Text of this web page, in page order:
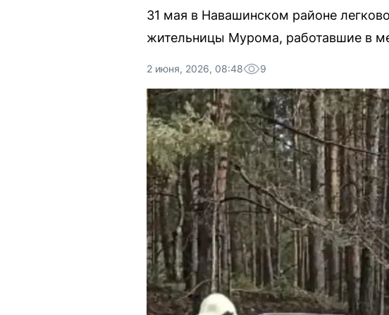
31 мая в Навашинском районе
жительницы Мурома, работавшие в
2 июня, 2026, 08:48 9